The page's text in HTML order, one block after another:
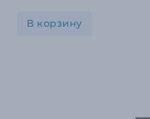
В корзину